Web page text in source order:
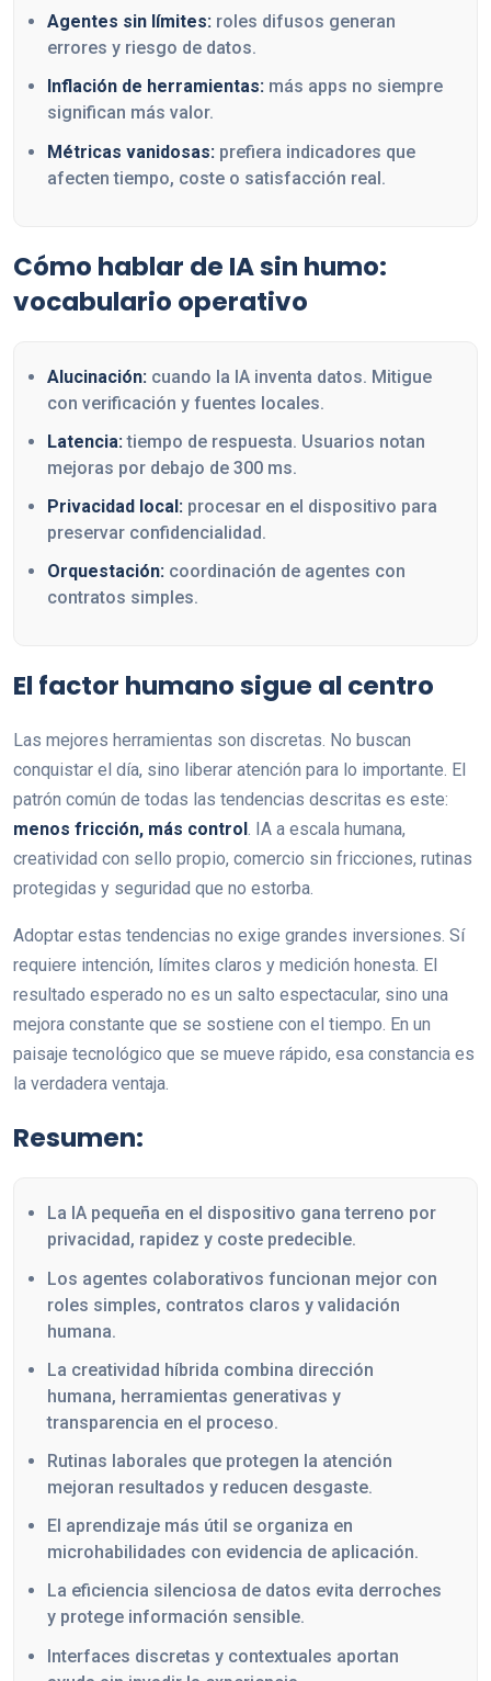
Agentes sin límites: roles difusos generan
errores y riesgo de datos.
Inflación de herramientas: más apps no siempre
significan más valor.
Métricas vanidosas: prefiera indicadores que
afecten tiempo, coste o satisfacción real.
Cómo hablar de IA sin humo:
vocabulario operativo
Alucinación: cuando la IA inventa datos. Mitigue
con verificación y fuentes locales.
Latencia:tiempo de respuesta. Usuarios notan
mejoras por debajo de 300 ms.
Privacidad local: procesar en el dispositivo para
preservar confidencialidad.
Orquestación: coordinación de agentes con
contratos simples.
El factor humano sigue al centro
Las mejores herramientas son discretas. No buscan
conquistar el día, sino liberar atención para lo importante. El
patrón común de todas las tendencias descritas es este:
menos fricción, más control . IA a escala humana,
creatividad con sello propio, comercio sin fricciones, rutinas
protegidas y seguridad que no estorba.
Adoptar estas tendencias no exige grandes inversiones. Sí
requiere intención, límites claros y medición honesta. El
resultado esperado no es un salto espectacular, sino una
mejora constante que se sostiene con el tiempo. En un
paisaje tecnológico que se mueve rápido, esa constancia es
la verdadera ventaja.
Resumen:
La IA pequeña en el dispositivo gana terreno por
privacidad, rapidez y coste predecible.
Los agentes colaborativos funcionan mejor con
roles simples, contratos claros y validación
humana.
La creatividad híbrida combina dirección
humana, herramientas generativas y
transparencia en el proceso.
Rutinas laborales que protegen la atención
mejoran resultados y reducen desgaste.
El aprendizaje más útil se organiza en
microhabilidades con evidencia de aplicación.
La eficiencia silenciosa de datos evita derroches
y protege información sensible.
Interfaces discretas y contextuales aportan